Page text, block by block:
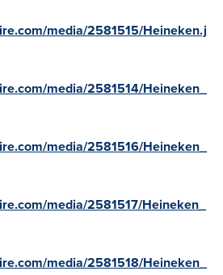
media/2581515/Heineken.j
media/2581514/Heineken_
media/2581516/Heineken_
media/2581517/Heineken_
media/2581518/Heineken_